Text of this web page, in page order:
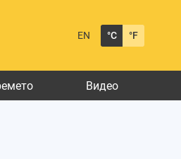
EN °C °F
Видео